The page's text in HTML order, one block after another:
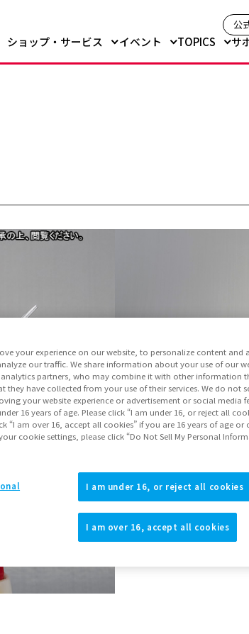
公
ショップ・サービス イベント TOPICS サ
く）
販
獲得魂マ
CLUB TAMASHII
（モーダルを開く）
※本商品の対象年齢は15才
※記載の情報は日本での
your experience on our website, to personalize content and
our traffic. We share information about your use of our
partners, who may combine it with other information
they have collected from your use of their services. We do not
your website experience or advertisement or social media
16 years of age. Please click “I am under 16, or reject all
“I am over 16, accept all cookies” if you are 16 years of age
cookie settings, please click “Do Not Sell My Personal
I am under 16, or reject all cookies
I am over 16, accept all cookies